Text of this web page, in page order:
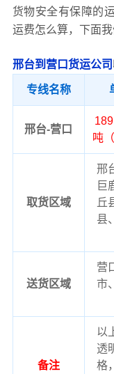
货物安全有保障的
运费怎么算，下面我
邢台到营口货运公司
专线名称
邢台-营口
吨
取货区域
邢
巨
丘
县
送货区域
营
市
备注
以
透
格